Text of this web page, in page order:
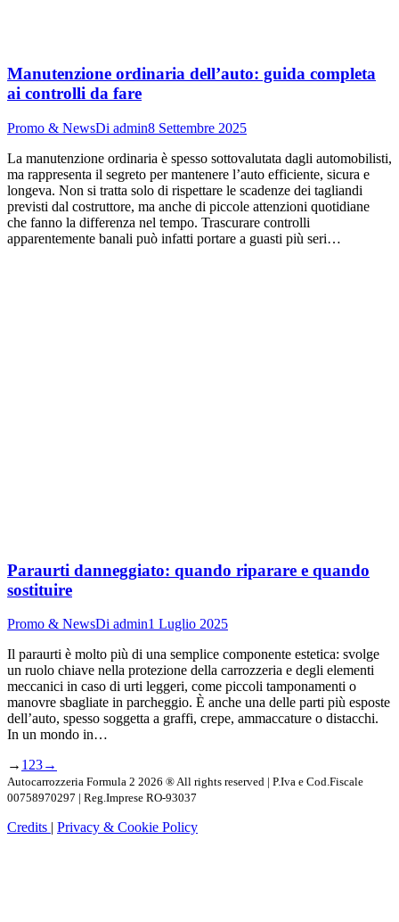
Manutenzione ordinaria dell’auto: guida completa
ai controlli da fare
Promo & NewsDi admin8 Settembre 2025
La manutenzione ordinaria è spesso sottovalutata dagli automobilisti,
ma rappresenta il segreto per mantenere l’auto efficiente, sicura e
longeva. Non si tratta solo di rispettare le scadenze dei tagliandi
previsti dal costruttore, ma anche di piccole attenzioni quotidiane
che fanno la differenza nel tempo. Trascurare controlli
apparentemente banali può infatti portare a guasti più seri…
Paraurti danneggiato: quando riparare e quando
sostituire
Promo & NewsDi admin1 Luglio 2025
Il paraurti è molto più di una semplice componente estetica: svolge
un ruolo chiave nella protezione della carrozzeria e degli elementi
meccanici in caso di urti leggeri, come piccoli tamponamenti o
manovre sbagliate in parcheggio. È anche una delle parti più esposte
dell’auto, spesso soggetta a graffi, crepe, ammaccature o distacchi.
In un mondo in…
→ 1 23→
Autocarrozzeria Formula 2 2026 ® All rights reserved | P.Iva e Cod.Fiscale
00758970297 | Reg.Imprese RO-93037
Credits | Privacy & Cookie Policy